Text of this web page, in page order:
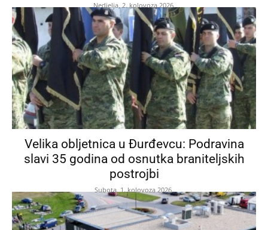
Nedjelja, 2. kolovoza 2026.
Velika obljetnica u Đurđevcu: Podravina
slavi 35 godina od osnutka braniteljskih
postrojbi
Subota, 1. kolovoza 2026.